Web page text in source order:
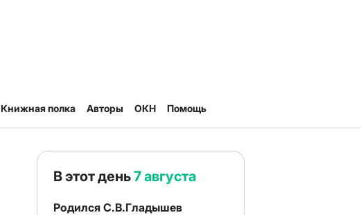
Книжная полка Авторы ОКН Помощь
В этот день7 августа
Родился С.В.Гладышев